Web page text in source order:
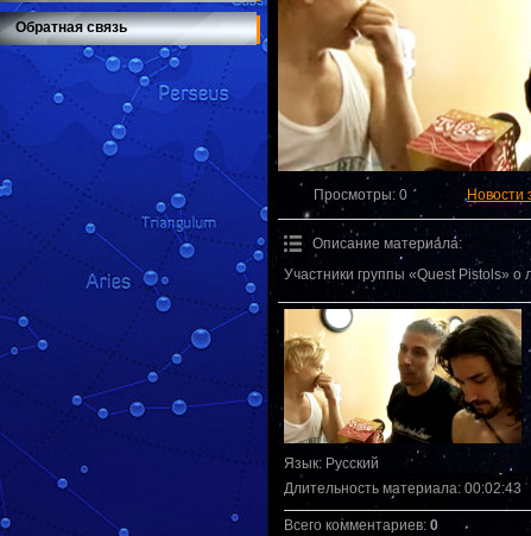
Обратная связь
Просмотры: 0 Новости
Описание материала:
Участники группы «Quest Pistols» о
Язык: Русский
Длительность материала: 00:02:43
Всего комментариев: 0